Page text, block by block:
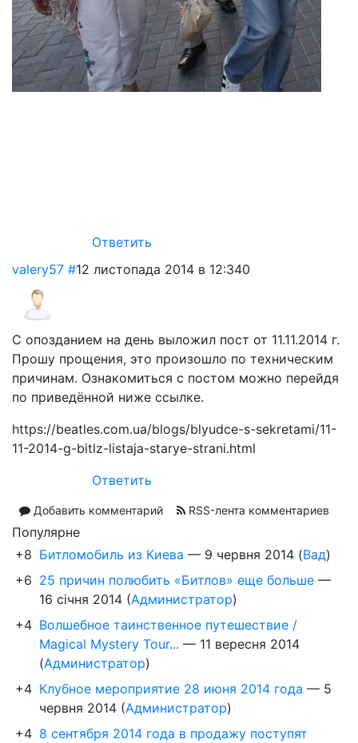
Ответить
valery57 #12 листопада 2014 в 12:340
С опозданием на день выложил пост от 11.11.2014 г.
Прошу прощения, это произошло по техническим
причинам. Ознакомиться с постом можно перейдя
по приведённой ниже ссылке.
https://beatles.com.ua/blogs/blyudce-s-sekretami/11-
11-2014-g-bitlz-listaja-starye-strani.html
Ответить
Добавить комментарий RSS-лента комментариев
Популярне
+8 Битломобиль из Киева — 9 червня 2014 (Вад)
+6 25 причин полюбить «Битлов» еще больше —
16 січня 2014 (Администратор)
+4 Волшебное таинственное путешествие /
Magical Mystery Tour... — 11 вересня 2014
(Администратор)
+4 Клубное мероприятие 28 июня 2014 года — 5
червня 2014 (Администратор)
+4 8 сентября 2014 года в продажу поступят